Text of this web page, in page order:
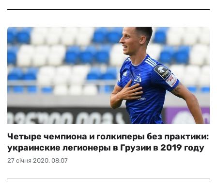
27 січня 2020, 08:07
Четыре чемпиона и голкиперы без практики:
украинские легионеры в Грузии в 2019 году